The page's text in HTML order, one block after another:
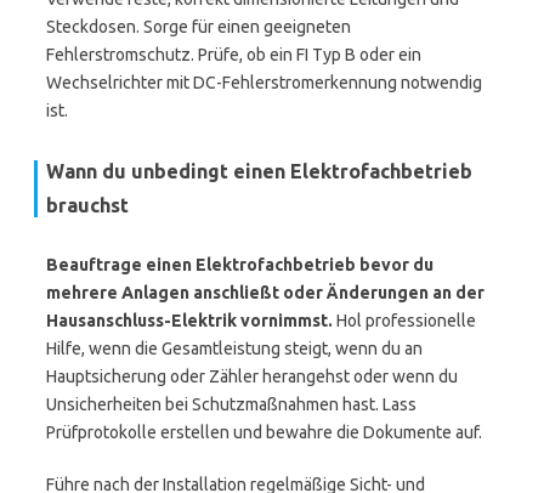
Steckdosen. Sorge für einen geeigneten
Fehlerstromschutz. Prüfe, ob ein FI Typ B oder ein
Wechselrichter mit DC-Fehlerstromerkennung notwendig
ist.
Wann du unbedingt einen Elektrofachbetrieb
brauchst
Beauftrage einen Elektrofachbetrieb bevor du
mehrere Anlagen anschließt oder Änderungen an der
Hausanschluss-Elektrik vornimmst. Hol professionelle
Hilfe, wenn die Gesamtleistung steigt, wenn du an
Hauptsicherung oder Zähler herangehst oder wenn du
Unsicherheiten bei Schutzmaßnahmen hast. Lass
Prüfprotokolle erstellen und bewahre die Dokumente auf.
Führe nach der Installation regelmäßige Sicht- und